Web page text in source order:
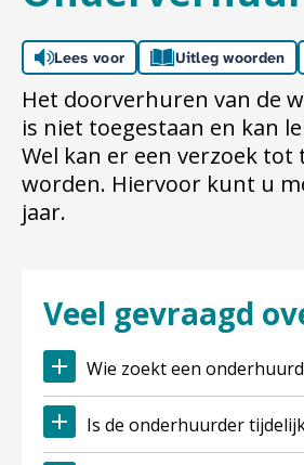
Lees voor Uitleg woorden
Het doorverhuren van de
is niet toegestaan en kan
Wel kan er een verzoek
worden. Hiervoor kunt u
jaar.
Veel gevraagd
Wie zoekt een
Is de onderhuurder